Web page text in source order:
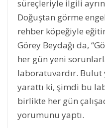
süreçleriyle ilgili
Doğuştan görme
rehber köpeğiyle
Görey Beydağı da,
her gün yeni
laboratuvardır. Bulut
yarattı ki, şimdi bu
birlikte her gün
yorumunu yaptı.